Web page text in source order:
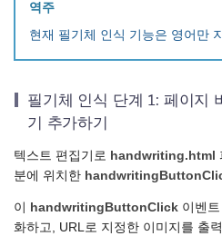
역주
현재 필기체 인식 기능은 영어만
필기체 인식 단계 1: 페이지
기 추가하기
텍스트 편집기로 handwriting.html
분에 위치한
이 handwritingButtonClick 이벤
화하고, URL로 지정한 이미지를 출